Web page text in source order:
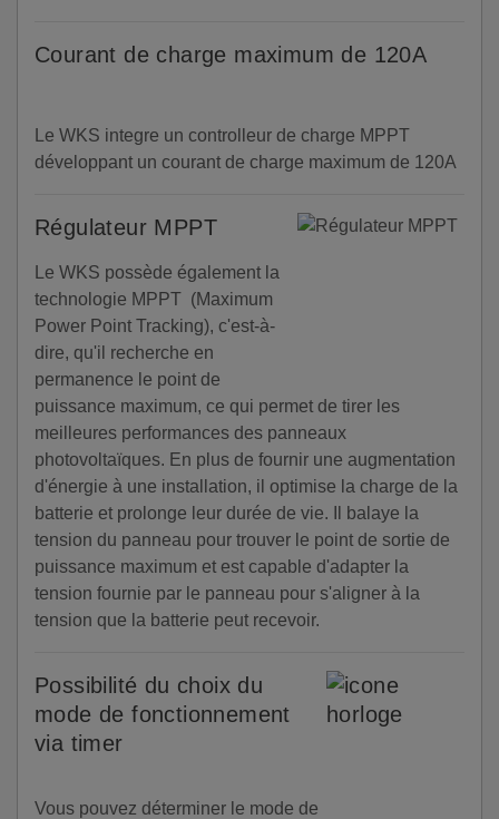
Courant de charge maximum de 120A
Le WKS integre un controlleur de charge MPPT
développant un courant de charge maximum de 120A
Régulateur MPPT
Le WKS possède également la
technologie MPPT (Maximum
Power Point Tracking), c'est-à-
dire, qu'il recherche en
permanence le point de
puissance maximum, ce qui permet de tirer les
meilleures performances des panneaux
photovoltaïques. En plus de fournir une augmentation
d'énergie à une installation, il optimise la charge de la
batterie et prolonge leur durée de vie. Il balaye la
tension du panneau pour trouver le point de sortie de
puissance maximum et est capable d'adapter la
tension fournie par le panneau pour s'aligner à la
tension que la batterie peut recevoir.
Possibilité du choix du
mode de fonctionnement
via timer
Vous pouvez déterminer le mode de